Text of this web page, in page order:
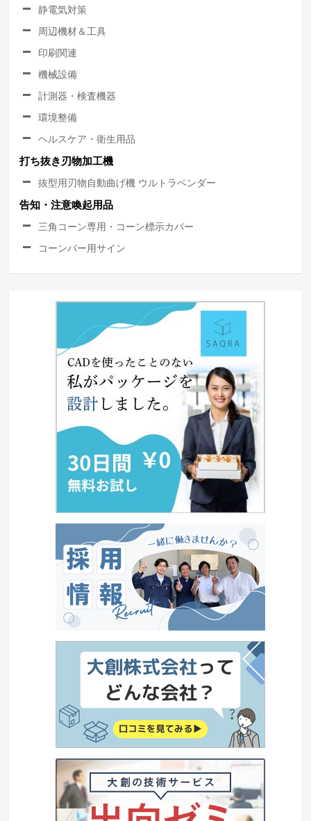
静電気対策
周辺機材＆工具
印刷関連
機械設備
計測器・検査機器
環境整備
ヘルスケア・衛生用品
打ち抜き刃物加工機
抜型用刃物自動曲げ機 ウルトラベンダー
告知・注意喚起用品
三角コーン専用・コーン標示カバー
コーンバー用サイン